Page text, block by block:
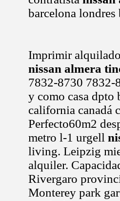
barcelona
Imprimir
nissan almera
7832-8730 7832-
y como casa dpto
california canadá
Perfecto60m2
metro l-1 urgell
living. Leipzig
alquiler.
Rivergaro
Monterey park